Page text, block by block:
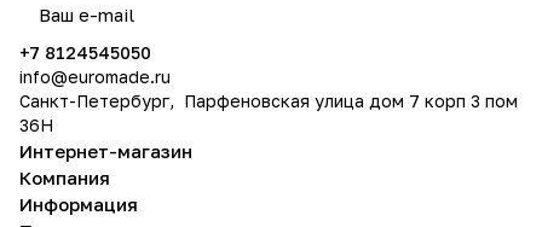
+7 8124545050
info@euromade.ru
Санкт-Петербург, Парфеновская улица дом 7 корп 3 пом
36Н
Интернет-магазин
Компания
Информация